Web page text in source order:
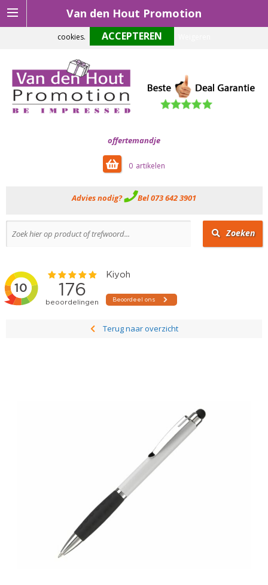
Van den Hout Promotion
offertemandje
0
Advies nodig? Bel 073 642 3901
Zoeken
Terug naar overzicht
Om onze website optimaal te laten functioneren maken wij gebruik van
cookies.